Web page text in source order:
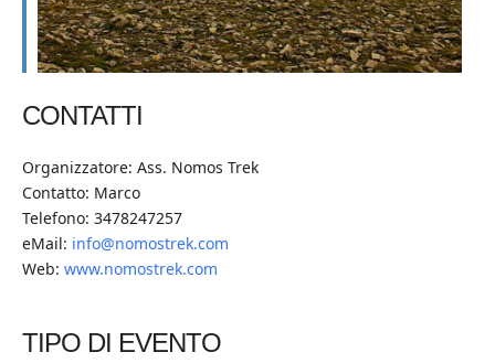
CONTATTI
Organizzatore: Ass. Nomos Trek
Contatto: Marco
Telefono: 3478247257
eMail: info@nomostrek.com
Web: www.nomostrek.com
TIPO DI EVENTO